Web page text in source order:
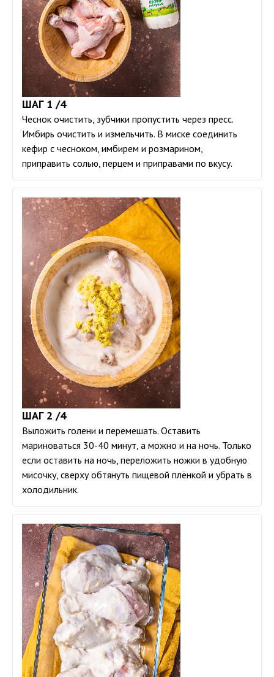
ШАГ 1 /4
Чеснок очистить, зубчики пропустить через пресс.
Имбирь очистить и измельчить. В миске соединить
кефир с чесноком, имбирем и розмарином,
приправить солью, перцем и приправами по вкусу.
ШАГ 2 /4
Выложить голени и перемешать. Оставить
мариноваться 30-40 минут, а можно и на ночь. Только
если оставить на ночь, переложить ножки в удобную
мисочку, сверху обтянуть пищевой плёнкой и убрать в
холодильник.